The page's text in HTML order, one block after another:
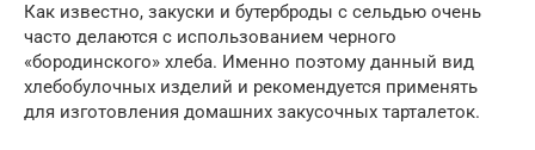
Как известно, закуски и бутерброды с сельдью очень
часто делаются с использованием черного
«бородинского» хлеба. Именно поэтому данный вид
хлебобулочных изделий и рекомендуется применять
для изготовления домашних закусочных тарталеток.